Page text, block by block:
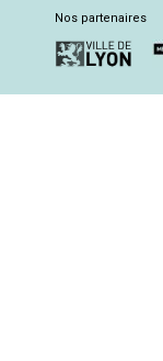
Nos partenaires